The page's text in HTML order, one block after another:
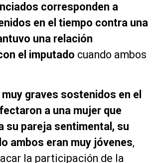
corresponden a
en el tiempo contra una
una relación
el imputado cuando ambos
graves sostenidos en el
a una mujer que
su pareja sentimental, su
ambos eran muy jóvenes,
la participación de la